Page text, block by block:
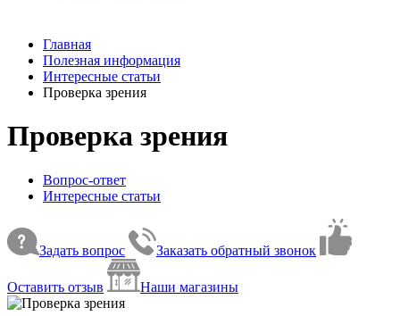
Главная
Полезная информация
Интересные статьи
Проверка зрения
Проверка зрения
Вопрос-ответ
Интересные статьи
Задать вопрос Заказать обратный звонок
Оставить отзыв Наши магазины